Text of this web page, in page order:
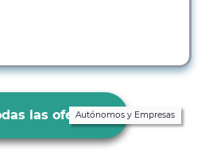
Autónomos y Empresas
las ofertas